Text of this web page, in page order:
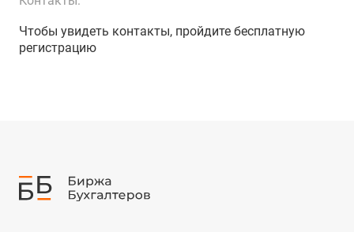
Чтобы увидеть контакты, пройдите бесплатную
регистрацию